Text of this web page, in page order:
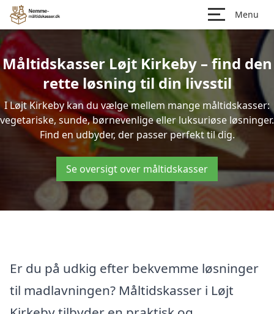
Menu
Måltidskasser Løjt Kirkeby – find den
rette løsning til din livsstil
I Løjt Kirkeby kan du vælge mellem mange måltidskasser:
vegetariske, sunde, børnevenlige eller luksuriøse løsninger.
Find en udbyder, der passer perfekt til dig.
Se oversigt over måltidskasser
Er du på udkig efter bekvemme løsninger
til madlavningen? Måltidskasser i Løjt